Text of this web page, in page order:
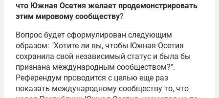
что Южная Осетия желает продемонстрировать
этим мировому сообществу?
Вопрос будет сформулирован следующим
образом: "Хотите ли вы, чтобы Южная Осетия
сохранила свой независимый статус и была бы
признана международным сообществом?".
Референдум проводится с целью еще раз
показать международному сообществу то, что